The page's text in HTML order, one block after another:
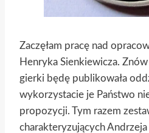
Zaczęłam pracę nad
Henryka Sienkiewicza.
gierki będę publikowała
wykorzystacie je Państwo
propozycji. Tym razem
charakteryzujących